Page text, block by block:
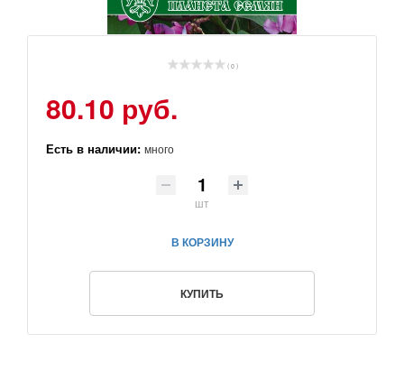
( 0 )
80.10 руб.
Есть в наличии: много
шт
В КОРЗИНУ
КУПИТЬ